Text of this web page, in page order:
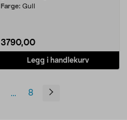
Farge: Gull
3790,00
Legg i handlekurv
... 8